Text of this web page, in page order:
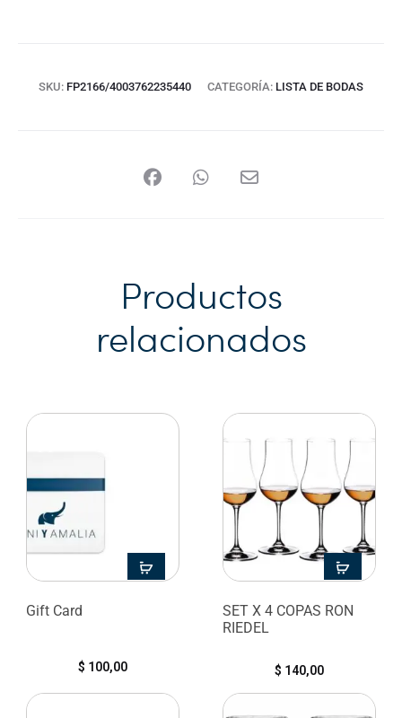
SKU: FP2166/4003762235440 CATEGORÍA: LISTA DE BODAS
Productos
relacionados
Gift Card
$ 100,00
SET X 4 COPAS RON
RIEDEL
$ 140,00